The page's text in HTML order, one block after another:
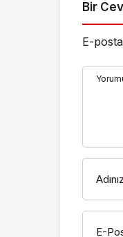
Bir
E-
Adınız
E-